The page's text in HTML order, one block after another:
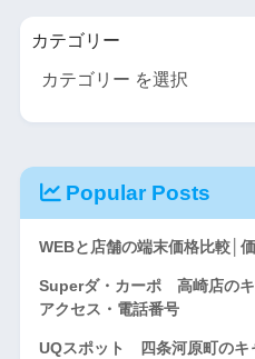
カテゴリー
Popular Posts
WEBと店舗の端末価格比較│
Superダ・カーポ 高崎店のキ
アクセス・電話番号
UQスポット 四条河原町のキ